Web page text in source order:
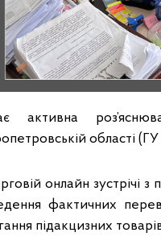
активна
області
онлайн зустрічі
фактичних
підакцизних